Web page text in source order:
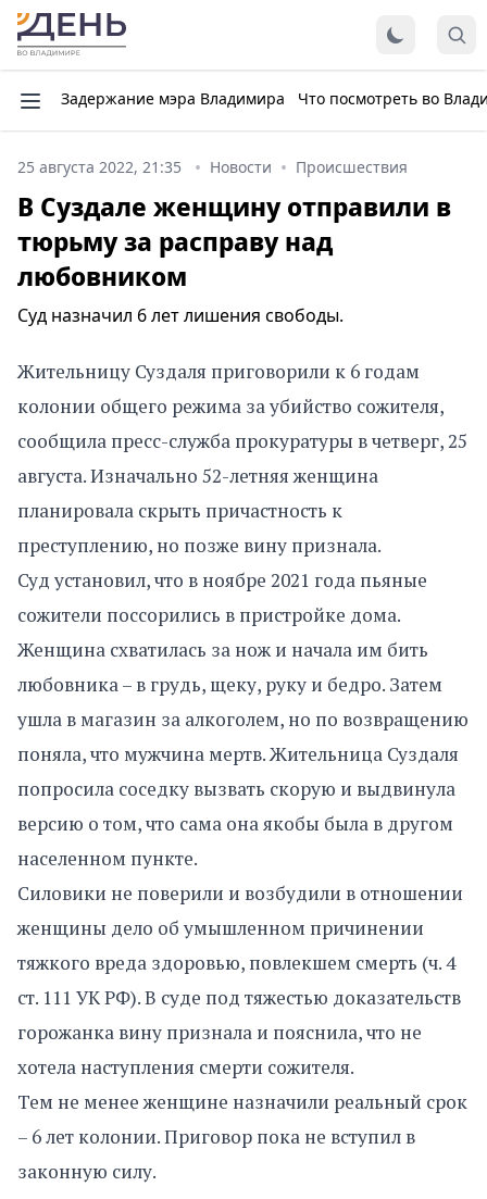
Задержание мэра Владимира Что посмотреть во
25 августа 2022, 21:35 Новости Происшествия
В Суздале женщину отправили в
тюрьму за расправу над
любовником
Суд назначил 6 лет лишения свободы.
Жительницу Суздаля приговорили к 6 годам
колонии общего режима за убийство сожителя,
сообщила пресс-служба прокуратуры в четверг, 25
августа. Изначально 52-летняя женщина
планировала скрыть причастность к
преступлению, но позже вину признала.
Суд установил, что в ноябре 2021 года пьяные
сожители поссорились в пристройке дома.
Женщина схватилась за нож и начала им бить
любовника – в грудь, щеку, руку и бедро. Затем
ушла в магазин за алкоголем, но по возвращению
поняла, что мужчина мертв. Жительница Суздаля
попросила соседку вызвать скорую и выдвинула
версию о том, что сама она якобы была в другом
населенном пункте.
Силовики не поверили и возбудили в отношении
женщины дело об умышленном причинении
тяжкого вреда здоровью, повлекшем смерть (ч. 4
ст. 111 УК РФ). В суде под тяжестью доказательств
горожанка вину признала и пояснила, что не
хотела наступления смерти сожителя.
Тем не менее женщине назначили реальный срок
– 6 лет колонии. Приговор пока не вступил в
законную силу.